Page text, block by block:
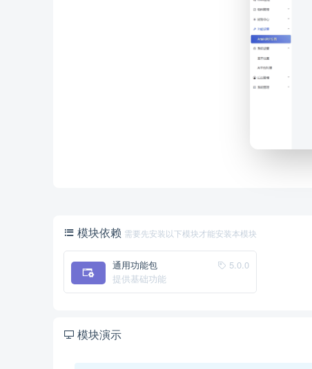
模块依赖 需要先安装以下模块才能安装本模块
5.0.0
通用功能包
提供基础功能
模块演示